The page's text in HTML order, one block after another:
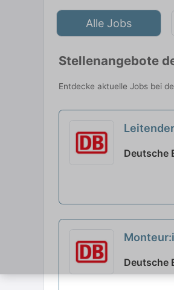
Alle Jobs
Stellenangebote
Entdecke aktuelle Jobs bei
Deutsche
Deutsche